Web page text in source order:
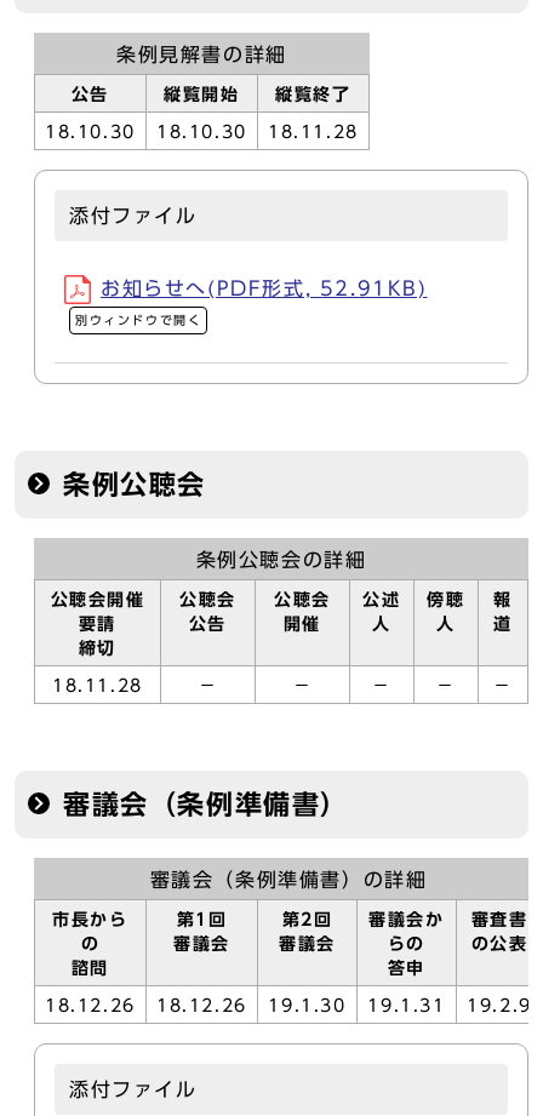
条例見解書の詳細
公告 縦覧開始 縦覧終了
18.10.30 18.10.30 18.11.28
添付ファイル
お知らせへ(PDF形式, 52.91KB)
別ウィンドウで開く
条例公聴会
条例公聴会の詳細
公聴会開催
要請
締切
公聴会
公告
公聴会
開催
公述
人
傍聴
人
報
道
18.11.28 － － － － －
審議会（条例準備書）
審議会（条例準備書）の詳細
市長から
の
諮問
第1回
審議会
第2回
審議会
審議会か
らの
答申
審査書
の公表
18.12.26 18.12.26 19.1.30 19.1.31 19.2.9
添付ファイル